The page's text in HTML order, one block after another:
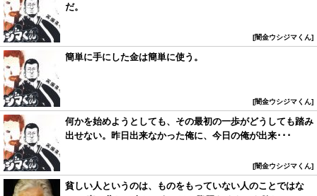
だ。
闇金ウシジマくん
簡単に手にした金は簡単に使う。
闇金ウシジマくん
何かを始めようとしても、その最初の一歩がどうしても踏み
出せない。昨日出来なかった俺に、今日の俺が出来･･･
闇金ウシジマくん
貧しい人というのは、ものをもっていない人のことではな